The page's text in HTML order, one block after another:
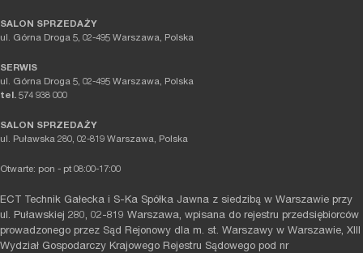
SALON SPRZEDAŻY
ul. Górna Droga 5, 02-495 Warszawa, Polska
SERWIS
ul. Górna Droga 5, 02-495 Warszawa, Polska
tel. 574 938 000
SALON SPRZEDAŻY
ul. Puławska 280, 02-819 Warszawa, Polska
Otwarte: pon - pt 08:00-17:00
ECT Technik Gałecka i S-Ka Spółka Jawna z siedzibą w Warszawie przy
ul. Puławskiej 280, 02-819 Warszawa, wpisana do rejestru przedsiębiorców
prowadzonego przez Sąd Rejonowy dla m. st. Warszawy w Warszawie, XIII
Wydział Gospodarczy Krajowego Rejestru Sądowego pod nr